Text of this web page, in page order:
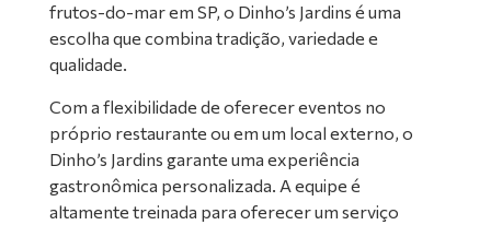
frutos-do-mar em SP, o Dinho’s Jardins é uma
escolha que combina tradição, variedade e
qualidade.
Com a flexibilidade de oferecer eventos no
próprio restaurante ou em um local externo, o
Dinho’s Jardins garante uma experiência
gastronômica personalizada. A equipe é
altamente treinada para oferecer um serviço